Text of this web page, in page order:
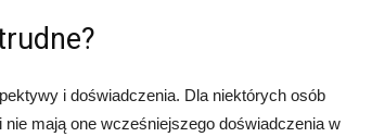
i doświadczenia. Dla niektórych osób
mają one wcześniejszego doświadczenia w